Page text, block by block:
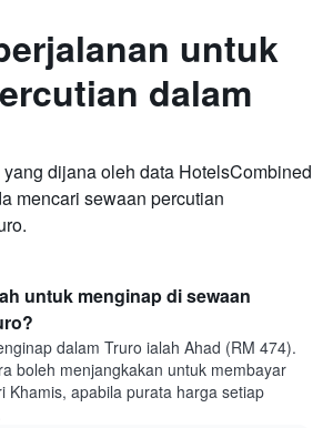
untuk
dalam
dijana oleh data HotelsCombined
mencari sewaan percutian
untuk menginap di sewaan
dalam Truro ialah Ahad (RM 474).
boleh menjangkakan untuk membayar
Khamis, apabila purata harga setiap